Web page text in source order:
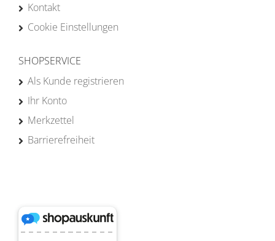
Kontakt
Cookie Einstellungen
SHOPSERVICE
Als Kunde registrieren
Ihr Konto
Merkzettel
Barrierefreiheit